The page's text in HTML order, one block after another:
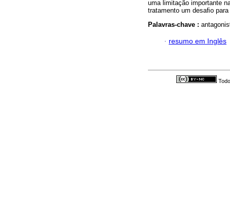
uma limitação importante
tratamento um desaﬁo
Palavras-chave :
· resumo em Inglês